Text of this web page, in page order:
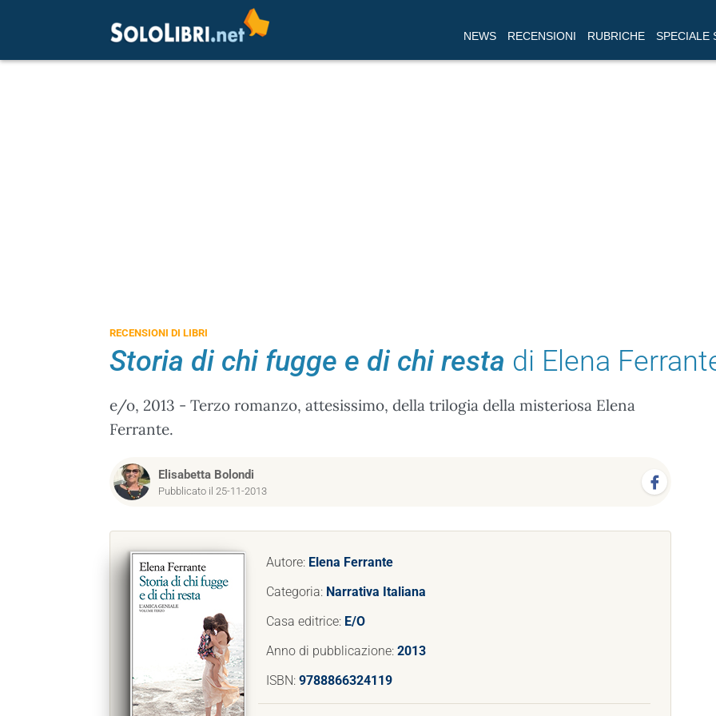
NEWS RECENSIONI RUBRICHE SPECIALE
RECENSIONI DI LIBRI
Storia di chi fugge e di chi resta di Elena
e/o, 2013 - Terzo romanzo, attesissimo, della trilogia della misteriosa Elena
Ferrante.
Elisabetta Bolondi
Pubblicato il 25-11-2013
Autore: Elena Ferrante
Categoria: Narrativa Italiana
Casa editrice: E/O
Anno di pubblicazione: 2013
ISBN: 9788866324119